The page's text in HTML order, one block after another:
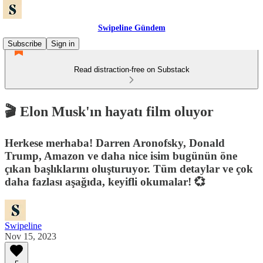
Swipeline Gündem
Subscribe
Sign in
Read distraction-free on Substack
🎬 Elon Musk'ın hayatı film oluyor
Herkese merhaba! Darren Aronofsky, Donald
Trump, Amazon ve daha nice isim bugünün öne
çıkan başlıklarını oluşturuyor. Tüm detaylar ve çok
daha fazlası aşağıda, keyifli okumalar! 💞
Swipeline
Nov 15, 2023